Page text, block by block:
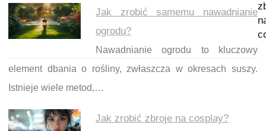
Jak zrobić samemu nawadnianie
ogrodu?
Nawadnianie ogrodu to kluczowy
element dbania o rośliny, zwłaszcza w okresach suszy.
Istnieje wiele metod,…
Jak zrobić zbroje na cosplay?